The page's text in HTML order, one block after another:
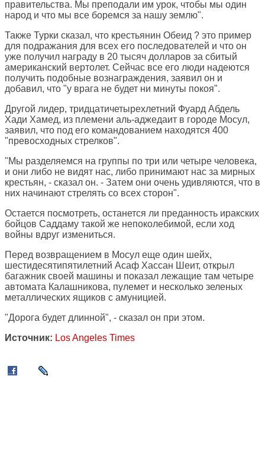
правительства. Мы преподали им урок, чтобы мы один
народ и что мы все боремся за нашу землю".
Также Турки сказал, что крестьянин Обеид ? это пример
для подражания для всех его последователей и что он
уже получил награду в 20 тысяч долларов за сбитый
американский вертолет. Сейчас все его люди надеются
получить подобные вознаграждения, заявил он и
добавил, что "у врага не будет ни минуты покоя".
Другой лидер, тридцатичетырехлетний Фуард Абдель
Хади Хамед, из племени аль-аджедаит в городе Мосул,
заявил, что под его командованием находятся 400
"превосходных стрелков".
"Мы разделяемся на группы по три или четыре человека,
и они либо не видят нас, либо принимают нас за мирных
крестьян, - сказал он. - Затем они очень удивляются, что в
них начинают стрелять со всех сторон".
Остается посмотреть, останется ли преданность иракских
бойцов Саддаму такой же непоколебимой, если ход
войны вдруг измениться.
Перед возвращением в Мосул еще один шейх,
шестидесятипятилетний Асаф Хассан Шеит, открыл
багажник своей машины и показал лежащие там четыре
автомата Калашникова, пулемет и несколько зеленых
металлических ящиков с амуницией.
"Дорога будет длинной", - сказал он при этом.
Источник: Los Angeles Times